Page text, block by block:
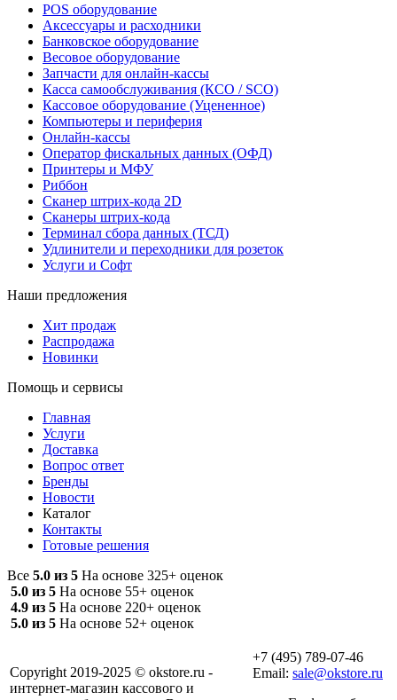
POS оборудование
Аксессуары и расходники
Банковское оборудование
Весовое оборудование
Запчасти для онлайн-кассы
Касса самообслуживания (КСО / SCO)
Кассовое оборудование (Уцененное)
Компьютеры и периферия
Онлайн-кассы
Оператор фискальных данных (ОФД)
Принтеры и МФУ
Риббон
Сканер штрих-кода 2D
Сканеры штрих-кода
Терминал сбора данных (ТСД)
Удлинители и переходники для розеток
Услуги и Софт
Наши предложения
Хит продаж
Распродажа
Новинки
Помощь и сервисы
Главная
Услуги
Доставка
Вопрос ответ
Бренды
Новости
Каталог
Контакты
Готовые решения
Все 5.0 из 5 На основе 325+ оценок
5.0 из 5 На основе 55+ оценок
4.9 из 5 На основе 220+ оценок
5.0 из 5 На основе 52+ оценок
Copyright 2019-2025 © okstore.ru -
интернет-магазин кассового и
+7 (495) 789-07-46
Email: sale@okstore.ru